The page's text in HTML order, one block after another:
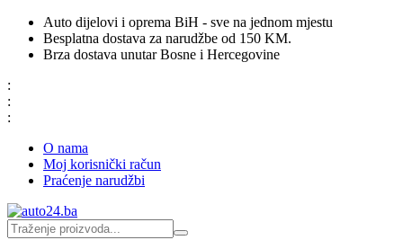
Auto dijelovi i oprema BiH - sve na jednom mjestu
Besplatna dostava za narudžbe od 150 KM.
Brza dostava unutar Bosne i Hercegovine
:
:
:
O nama
Moj korisnički račun
Praćenje narudžbi